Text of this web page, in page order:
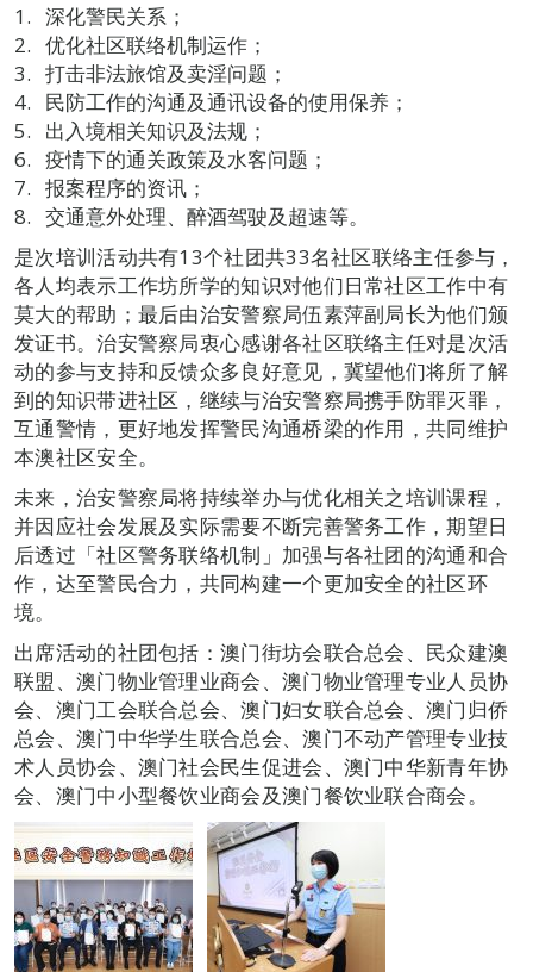
深化警民关系；
优化社区联络机制运作；
打击非法旅馆及卖淫问题；
民防工作的沟通及通讯设备的使用保养；
出入境相关知识及法规；
疫情下的通关政策及水客问题；
报案程序的资讯；
交通意外处理、醉酒驾驶及超速等。
是次培训活动共有13个社团共33名社区联络主任参与，
各人均表示工作坊所学的知识对他们日常社区工作中有
莫大的帮助；最后由治安警察局伍素萍副局长为他们颁
发证书。治安警察局衷心感谢各社区联络主任对是次活
动的参与支持和反馈众多良好意见，冀望他们将所了解
到的知识带进社区，继续与治安警察局携手防罪灭罪，
互通警情，更好地发挥警民沟通桥梁的作用，共同维护
本澳社区安全。
未来，治安警察局将持续举办与优化相关之培训课程，
并因应社会发展及实际需要不断完善警务工作，期望日
后透过「社区警务联络机制」加强与各社团的沟通和合
作，达至警民合力，共同构建一个更加安全的社区环
境。
出席活动的社团包括：澳门街坊会联合总会、民众建澳
联盟、澳门物业管理业商会、澳门物业管理专业人员协
会、澳门工会联合总会、澳门妇女联合总会、澳门归侨
总会、澳门中华学生联合总会、澳门不动产管理专业技
术人员协会、澳门社会民生促进会、澳门中华新青年协
会、澳门中小型餐饮业商会及澳门餐饮业联合商会。